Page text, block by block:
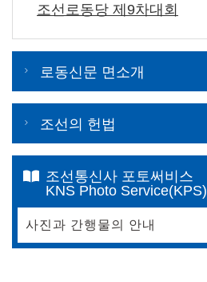
조선로동당 제9차대회
로동신문 면소개
조선의 헌법
조선통신사 포토써비스
KNS Photo Service(KPS)
사진과 간행물의 안내